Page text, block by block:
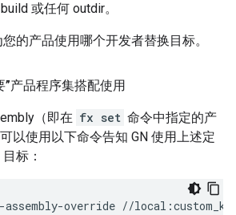
或任何 outdir。
的产品使用哪个开发者替换目标。
”产品程序集搭配使用
（即在 fx set 命令中指定的产
以使用以下命令告知 GN 使用上述定
标：
assembly-override //